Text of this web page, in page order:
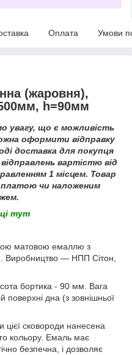
Оплата Умови
(жаровня),
h=90мм
увагу, що є можливість
оформити відправку
доставка для покупця
вартістю від
1 місцем. Товар
чи наложеним
тут
матовою емаллю з
Виробництво ― НПП Сітон,
бортика - 90 мм. Вага
поверхні дна (з зовнішньої
цієї сковороди нанесена
кольору. Емаль має
безпечна, і дозволяє